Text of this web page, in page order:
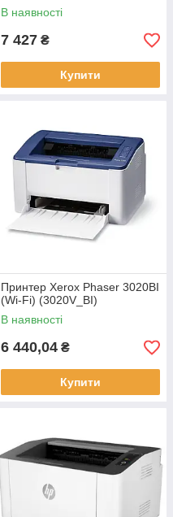
В наявності
7 427 ₴
Купити
Принтер Xerox Phaser 3020BI
(Wi-Fi) (3020V_BI)
В наявності
6 440,04 ₴
Купити